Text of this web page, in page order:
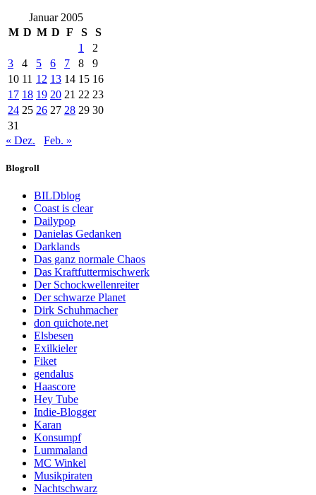
Januar 2005
M D M D F S
S
1
2
3
4 5 6 7 8
9
10 11 12 13 14 15 16
17 18 19 20 21 22 23
24 25 26 27 28 29 30
31
« Dez.
Feb. »
Blogroll
BILDblog
Coast is clear
Dailypop
Danielas Gedanken
Darklands
Das ganz normale Chaos
Das Kraftfuttermischwerk
Der Schockwellenreiter
Der schwarze Planet
Dirk Schuhmacher
don quichote.net
Elsbesen
Exilkieler
Fiket
gendalus
Haascore
Hey Tube
Indie-Blogger
Karan
Konsumpf
Lummaland
MC Winkel
Musikpiraten
Nachtschwarz